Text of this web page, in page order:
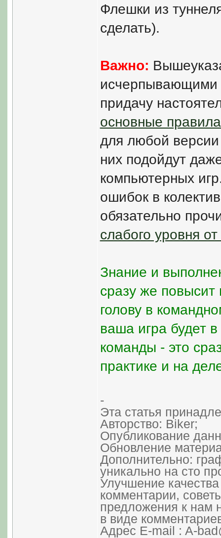
Флешки из
сделать).
Важно:
исчерпывающими
придачу
основные
для любой
них подойдут
компьютерных
ошибок в
обязательно
слабого уровня
Знание и
сразу же повысит
голову в
ваша игра будет
команды - это
практике и на
-
Эта статья
Авторство: Biker;
Опубликование
Обновление
Дополнительно:
уникально на сто
Улучшение
комментарии,
предложения к нам
в виде
Адрес E-mail : A-